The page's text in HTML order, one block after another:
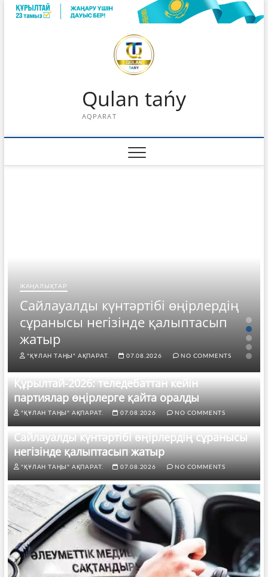
Skip
Qulan tańy
AQPARAT
ЖАҢАЛЫҚТАР
Сайлауалды күнтәртібі өңірлердің
сұранысы негізінде қалыптасып
жатыр
"ҚҰЛАН ТАҢЫ" АҚПАРАТ. 07.08.2026 NO COMMENTS
Құрылтай-2026: теледебаттан кейін
партиялар өңірлерге қайта оралды
"ҚҰЛАН ТАҢЫ" АҚПАРАТ. 07.08.2026 NO COMMENTS
Сайлауалды күнтәртібі өңірлердің сұранысы
негізінде қалыптасып жатыр
"ҚҰЛАН ТАҢЫ" АҚПАРАТ. 07.08.2026 NO COMMENTS